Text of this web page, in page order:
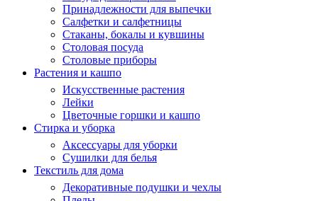
Принадлежности для выпечки
Салфетки и салфетницы
Стаканы, бокалы и кувшины
Столовая посуда
Столовые приборы
Растения и кашпо
Искусственные растения
Лейки
Цветочные горшки и кашпо
Стирка и уборка
Аксессуары для уборки
Сушилки для белья
Текстиль для дома
Декоративные подушки и чехлы